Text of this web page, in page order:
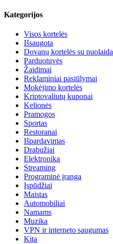
Kategorijos
Visos kortelės
Išsaugota
Dovanų kortelės su nuolaida
Parduotuvės
Žaidimai
Reklaminiai pasiūlymai
Mokėjimo kortelės
Kriptovaliutų kuponai
Kelionės
Pramogos
Sportas
Restoranai
Išpardavimas
Drabužiai
Elektronika
Streaming
Programinė įranga
Įspūdžiai
Maistas
Automobiliai
Namams
Muzika
VPN ir interneto saugumas
Kita